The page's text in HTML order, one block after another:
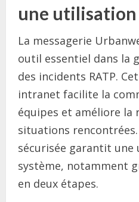
une
La messagerie
outil essentiel dans la
des incidents RATP.
intranet facilite la
équipes et améliore la
situations
sécurisée garantit
système, notamment
en deux étapes.